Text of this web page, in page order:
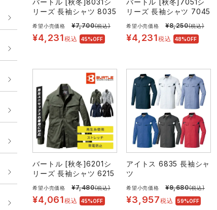
リーズ 長袖シャツ 8035
希望小売価格 ¥7,700(税込)
¥4,231税込 45%OFF
リーズ 長袖シャツ 7045
希望小売価格 ¥8,250(税込)
¥4,231税込 48%OFF
バートル [秋冬]6201シ
リーズ 長袖シャツ 6215
希望小売価格 ¥7,480(税込)
¥4,061税込 45%OFF
アイトス 6835 長袖シャ
ツ
希望小売価格 ¥9,680(税込)
¥3,957税込 59%OFF